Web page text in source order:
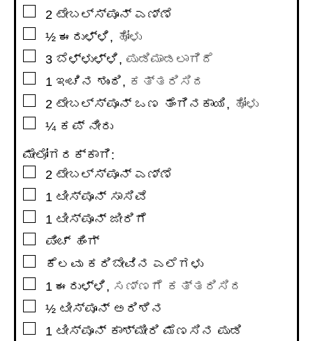
▢2 ಟೇಬಲ್ಸ್ಪೂನ್ ಎಣ್ಣೆ
▢½ ಈರುಳ್ಳಿ, ಹೋಳು
▢3 ಬೆಳ್ಳುಳ್ಳಿ, ಪುಡಿಮಾಡಲಾಗಿದೆ
▢1 ಇಂಚಿನ ಶುಂಠಿ, ಕತ್ತರಿಸಿದ
▢2 ಟೇಬಲ್ಸ್ಪೂನ್ ಒಣ ತೆಂಗಿನಕಾಯಿ, ಹೋಳು
▢¼ ಕಪ್ ನೀರು
ಮೇಲೋಗರಕ್ಕಾಗಿ:
▢2 ಟೇಬಲ್ಸ್ಪೂನ್ ಎಣ್ಣೆ
▢1 ಟೀಸ್ಪೂನ್ ಸಾಸಿವೆ
▢1 ಟೀಸ್ಪೂನ್ ಜೀರಿಗೆ
▢ಪಿಂಚ್ ಹಿಂಗ್
ಕೆಲವು ಕರಿಬೇವಿನ ಎಲೆಗಳು
▢1 ಈರುಳ್ಳಿ, ಸಣ್ಣಗೆ ಕತ್ತರಿಸಿದ
▢½ ಟೀಸ್ಪೂನ್ ಅರಿಶಿನ
▢1 ಟೀಸ್ಪೂನ್ ಕಾಶ್ಮೀರಿ ಮೆಣಸಿನ ಪುಡಿ